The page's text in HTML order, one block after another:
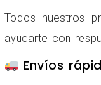
Todos nuestros
ayudarte con
Envíos